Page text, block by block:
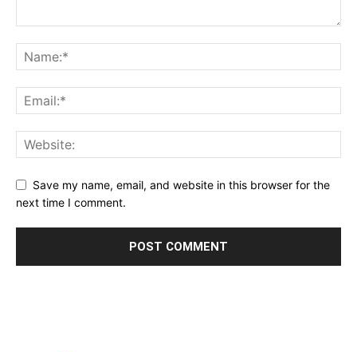
Save my name, email, and website in this browser for the
next time I comment.